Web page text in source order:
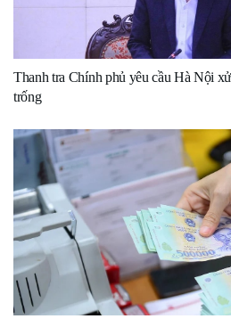
Thanh tra Chính phủ yêu cầu Hà Nội
trống